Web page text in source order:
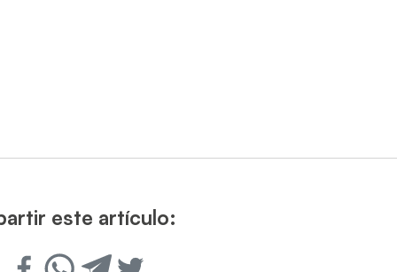
este artículo: